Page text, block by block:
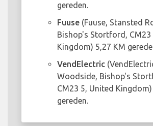
gereden.
Fuuse (Fuuse, Stansted
Bishop's Stortford, CM23
Kingdom) 5,27 KM
VendElectric
Woodside, Bishop's
CM23 5, United
gereden.